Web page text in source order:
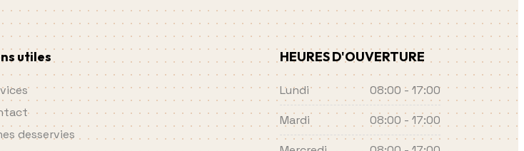
utiles
desservies
HEURES D'OUVERTURE
Lundi
08:00 - 17:00
Mardi
08:00 - 17:00